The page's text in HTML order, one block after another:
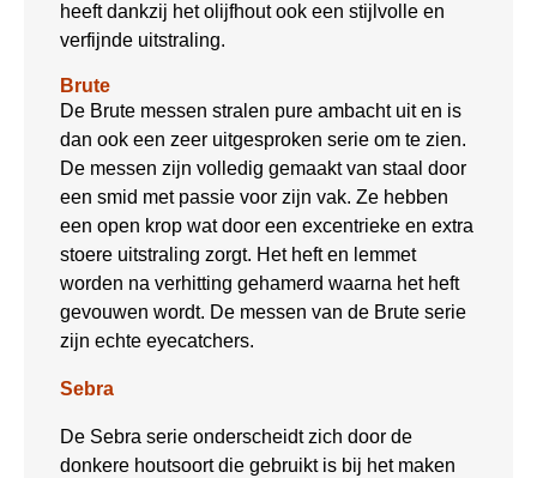
heeft dankzij het olijfhout ook een stijlvolle en
verfijnde uitstraling.
Brute
De Brute messen stralen pure ambacht uit en is
dan ook een zeer uitgesproken serie om te zien.
De messen zijn volledig gemaakt van staal door
een smid met passie voor zijn vak. Ze hebben
een open krop wat door een excentrieke en extra
stoere uitstraling zorgt. Het heft en lemmet
worden na verhitting gehamerd waarna het heft
gevouwen wordt. De messen van de Brute serie
zijn echte eyecatchers.
Sebra
De Sebra serie onderscheidt zich door de
donkere houtsoort die gebruikt is bij het maken